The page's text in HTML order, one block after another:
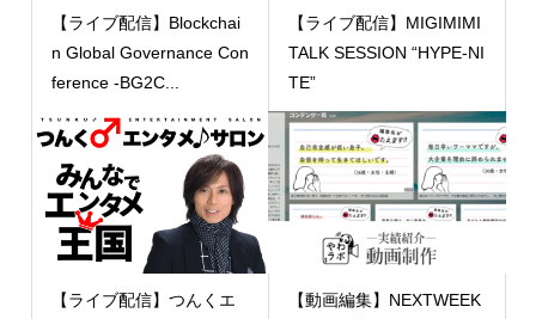
【ライブ配信】Blockchai
n Global Governance Con
ference -BG2C...
【ライブ配信】MIGIMIMI
TALK SESSION “HYPE-NI
TE”
【ライブ配信】つんくエ
【動画編集】NEXTWEEK